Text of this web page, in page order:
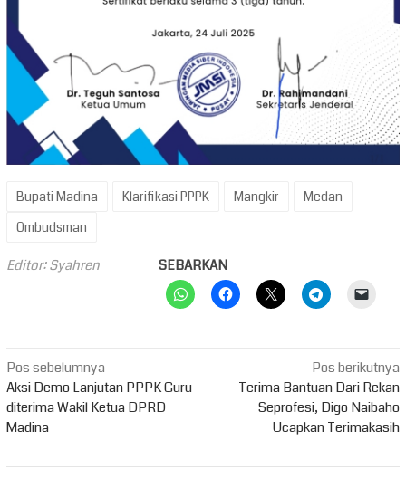
Bupati Madina Klarifikasi PPPK Mangkir
Medan
Ombudsman
Editor: Syahren SEBARKAN
Navigasi
pos
Pos sebelumnya
Aksi Demo Lanjutan PPPK Guru
diterima Wakil Ketua DPRD
Madina
Pos berikutnya
Terima Bantuan Dari Rekan
Seprofesi, Digo Naibaho
Ucapkan Terimakasih